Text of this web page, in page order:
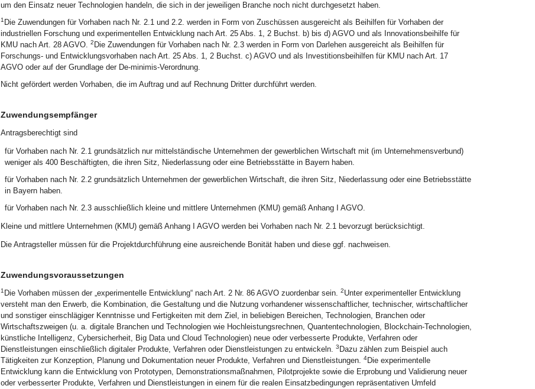
um den Einsatz neuer Technologien handeln, die sich in der jeweiligen Branche noch nicht durchgesetzt haben.
1 Die Zuwendungen für Vorhaben nach Nr. 2.1 und 2.2. werden in Form von Zuschüssen ausgereicht als Beihilfen für Vorhaben der
industriellen Forschung und experimentellen Entwicklung nach Art. 25 Abs. 1, 2 Buchst. b) bis d) AGVO und als Innovationsbeihilfe für
KMU nach Art. 28 AGVO. 2 Die Zuwendungen für Vorhaben nach Nr. 2.3 werden in Form von Darlehen ausgereicht als Beihilfen für
Forschungs- und Entwicklungsvorhaben nach Art. 25 Abs. 1, 2 Buchst. c) AGVO und als Investitionsbeihilfen für KMU nach Art. 17
AGVO oder auf der Grundlage der De-minimis-Verordnung.
Nicht gefördert werden Vorhaben, die im Auftrag und auf Rechnung Dritter durchführt werden.
Zuwendungsempfänger
Antragsberechtigt sind
für Vorhaben nach Nr. 2.1 grundsätzlich nur mittelständische Unternehmen der gewerblichen Wirtschaft mit (im Unternehmensverbund)
weniger als 400 Beschäftigten, die ihren Sitz, Niederlassung oder eine Betriebsstätte in Bayern haben.
für Vorhaben nach Nr. 2.2 grundsätzlich Unternehmen der gewerblichen Wirtschaft, die ihren Sitz, Niederlassung oder eine Betriebsstätte
in Bayern haben.
für Vorhaben nach Nr. 2.3 ausschließlich kleine und mittlere Unternehmen (KMU) gemäß Anhang I AGVO.
Kleine und mittlere Unternehmen (KMU) gemäß Anhang I AGVO werden bei Vorhaben nach Nr. 2.1 bevorzugt berücksichtigt.
Die Antragsteller müssen für die Projektdurchführung eine ausreichende Bonität haben und diese ggf. nachweisen.
Zuwendungsvoraussetzungen
1 Die Vorhaben müssen der „experimentelle Entwicklung“ nach Art. 2 Nr. 86 AGVO zuordenbar sein. 2Unter experimenteller Entwicklung
versteht man den Erwerb, die Kombination, die Gestaltung und die Nutzung vorhandener wissenschaftlicher, technischer, wirtschaftlicher
und sonstiger einschlägiger Kenntnisse und Fertigkeiten mit dem Ziel, in beliebigen Bereichen, Technologien, Branchen oder
Wirtschaftszweigen (u. a. digitale Branchen und Technologien wie Hochleistungsrechnen, Quantentechnologien, Blockchain-Technologien,
künstliche Intelligenz, Cybersicherheit, Big Data und Cloud Technologien) neue oder verbesserte Produkte, Verfahren oder
Dienstleistungen einschließlich digitaler Produkte, Verfahren oder Dienstleistungen zu entwickeln. 3 Dazu zählen zum Beispiel auch
Tätigkeiten zur Konzeption, Planung und Dokumentation neuer Produkte, Verfahren und Dienstleistungen. 4Die experimentelle
Entwicklung kann die Entwicklung von Prototypen, Demonstrationsmaßnahmen, Pilotprojekte sowie die Erprobung und Validierung neuer
oder verbesserter Produkte, Verfahren und Dienstleistungen in einem für die realen Einsatzbedingungen repräsentativen Umfeld